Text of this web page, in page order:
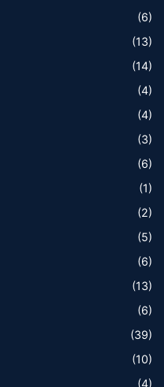
(6)
(13)
(14)
(4)
(4)
(3)
(6)
(1)
(2)
(5)
(6)
(13)
(6)
(39)
(10)
(4)